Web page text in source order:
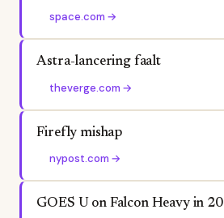
space.com →
Astra-lancering faalt
theverge.com →
Firefly mishap
nypost.com →
GOES U on Falcon Heavy in